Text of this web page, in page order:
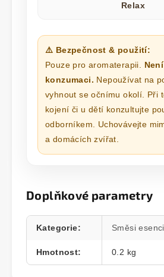
Relax
⚠️ Bezpečnost & použití:
Pouze pro aromaterapii.
konzumaci. Nepoužívat na
vyhnout se očnímu okolí. Při
kojení či u dětí konzultujte
odborníkem. Uchovávejte
a domácích zvířat.
Doplňkové parametry
Kategorie: Směsi
Hmotnost: 0.2 kg